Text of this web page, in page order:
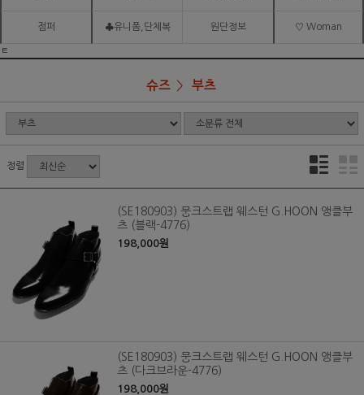
점퍼 ♣유니폼,단체복 원단정보 ♡ Woman
ㅌ
슈즈 부츠
정렬
(SE180903) 뭉크스트랩 웨스턴 G.HOON 앵클부
츠 (블랙-4776)
198,000원
(SE180903) 뭉크스트랩 웨스턴 G.HOON 앵클부
츠 (다크브라운-4776)
198,000원